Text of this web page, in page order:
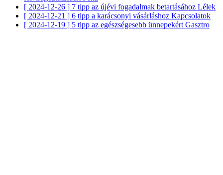
[ 2024-12-26 ] 7 tipp az újévi fogadalmak betartásához Lélek
[ 2024-12-21 ] 6 tipp a karácsonyi vásárláshoz Kapcsolatok
[ 2024-12-19 ] 5 tipp az egészségesebb ünnepekért Gasztro